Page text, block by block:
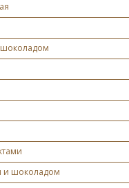
и шоколадом